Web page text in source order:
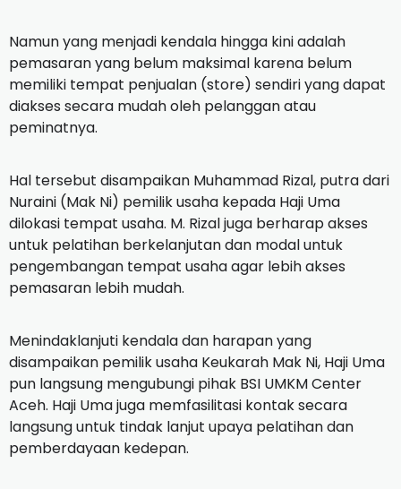
Namun yang menjadi kendala hingga kini adalah
pemasaran yang belum maksimal karena belum
memiliki tempat penjualan (store) sendiri yang dapat
diakses secara mudah oleh pelanggan atau
peminatnya.
Hal tersebut disampaikan Muhammad Rizal, putra dari
Nuraini (Mak Ni) pemilik usaha kepada Haji Uma
dilokasi tempat usaha. M. Rizal juga berharap akses
untuk pelatihan berkelanjutan dan modal untuk
pengembangan tempat usaha agar lebih akses
pemasaran lebih mudah.
Menindaklanjuti kendala dan harapan yang
disampaikan pemilik usaha Keukarah Mak Ni, Haji Uma
pun langsung mengubungi pihak BSI UMKM Center
Aceh. Haji Uma juga memfasilitasi kontak secara
langsung untuk tindak lanjut upaya pelatihan dan
pemberdayaan kedepan.